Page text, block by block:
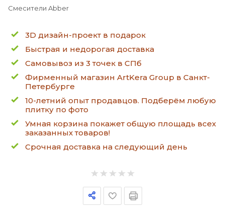
Смесители Abber
3D дизайн-проект в подарок
Быстрая и недорогая доставка
Самовывоз из 3 точек в СПб
Фирменный магазин ArtKera Group в Санкт-
Петербурге
10-летний опыт продавцов. Подберём любую
плитку по фото
Умная корзина покажет общую площадь всех
заказанных товаров!
Срочная доставка на следующий день